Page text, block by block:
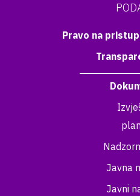
Pravo na
Javna
Javni